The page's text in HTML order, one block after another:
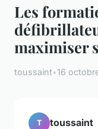
Les
maximiser
toussaint•16
T toussaint